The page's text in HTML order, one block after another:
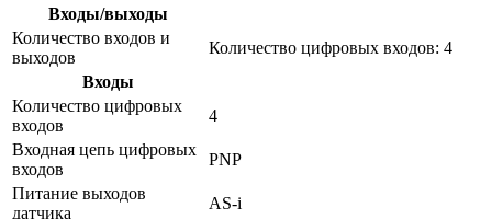
Входы/выходы
Количество входов и
выходов
Количество цифровых входов: 4
Входы
Количество цифровых
входов
4
Входная цепь цифровых
входов
PNP
Питание выходов
датчика
AS-i